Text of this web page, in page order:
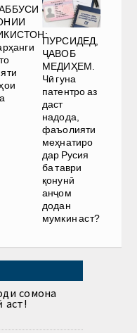
ПУРСИДЕД,
ҶАВОБ
МЕДИҲЕМ.
Чӣ гуна
патентро аз
даст
надода,
фаъолияти
меҳнатиро
дар Русия
ба таври
қонунӣ
анҷом
додан
мумкин аст?
сомона
аст!